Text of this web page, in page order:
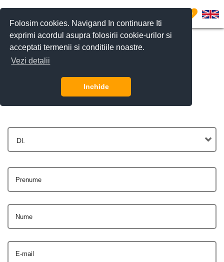
Folosim cookies. Navigand In continuare Iti
exprimi acordul asupra folosirii cookie-urilor si
acceptati termenii si conditiile noastre.
Vezi detalii
Inchide
0
Contactează-ne
Dl.
Prenume
Nume
E-mail